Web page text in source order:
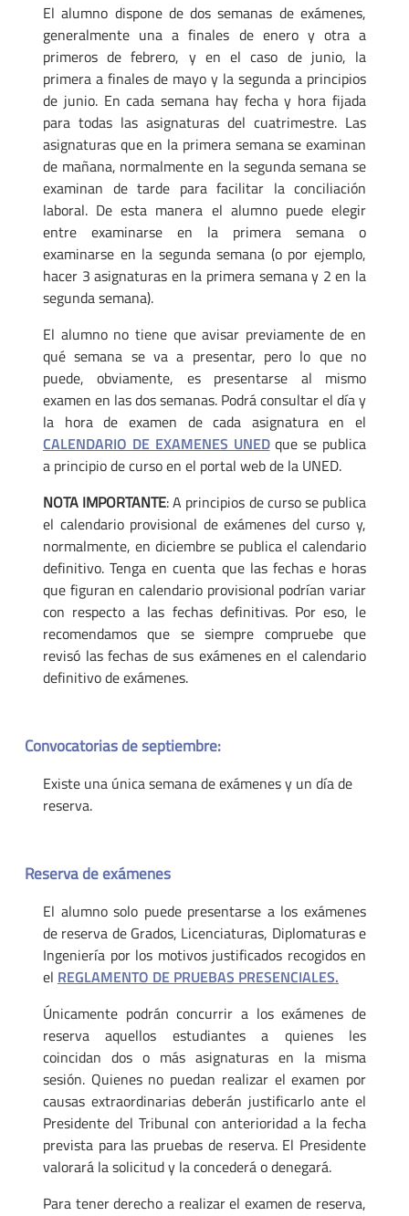
El alumno dispone de dos semanas de exámenes,
generalmente una a finales de enero y otra a
primeros de febrero, y en el caso de junio, la
primera a finales de mayo y la segunda a principios
de junio. En cada semana hay fecha y hora fijada
para todas las asignaturas del cuatrimestre. Las
asignaturas que en la primera semana se examinan
de mañana, normalmente en la segunda semana se
examinan de tarde para facilitar la conciliación
laboral. De esta manera el alumno puede elegir
entre examinarse en la primera semana o
examinarse en la segunda semana (o por ejemplo,
hacer 3 asignaturas en la primera semana y 2 en la
segunda semana).
El alumno no tiene que avisar previamente de en
qué semana se va a presentar, pero lo que no
puede, obviamente, es presentarse al mismo
examen en las dos semanas. Podrá consultar el día y
la hora de examen de cada asignatura en el
CALENDARIO DE EXAMENES UNEDque se publica
a principio de curso en el portal web de la UNED.
NOTA IMPORTANTE: A principios de curso se publica
el calendario provisional de exámenes del curso y,
normalmente, en diciembre se publica el calendario
definitivo. Tenga en cuenta que las fechas e horas
que figuran en calendario provisional podrían variar
con respecto a las fechas definitivas. Por eso, le
recomendamos que se siempre compruebe que
revisó las fechas de sus exámenes en el calendario
definitivo de exámenes.
Convocatorias de septiembre:
Existe una única semana de exámenes y un día de
reserva.
Reserva de exámenes
El alumno solo puede presentarse a los exámenes
de reserva de Grados, Licenciaturas, Diplomaturas e
Ingeniería por los motivos justificados recogidos en
el REGLAMENTO DE PRUEBAS PRESENCIALES.
Únicamente podrán concurrir a los exámenes de
reserva aquellos estudiantes a quienes les
coincidan dos o más asignaturas en la misma
sesión. Quienes no puedan realizar el examen por
causas extraordinarias deberán justificarlo ante el
Presidente del Tribunal con anterioridad a la fecha
prevista para las pruebas de reserva. El Presidente
valorará la solicitud y la concederá o denegará.
Para tener derecho a realizar el examen de reserva,